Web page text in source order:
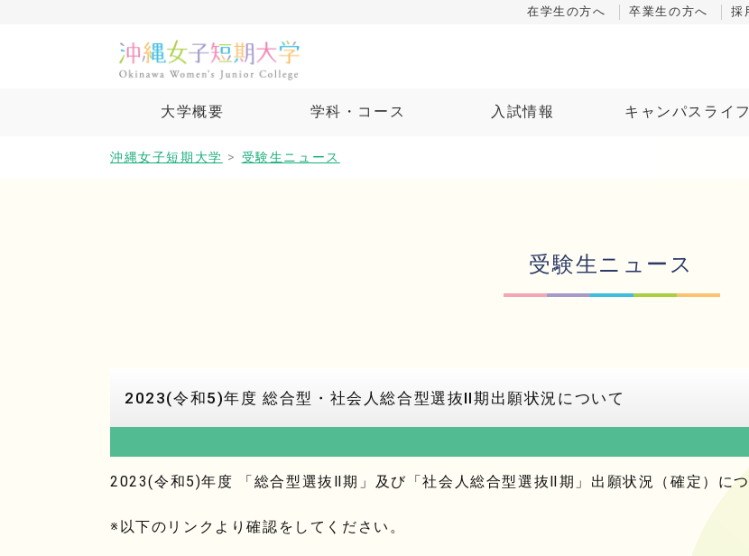
在学生の方へ 卒業生の方へ 採
大学概要 学科・コース 入試情報 キャンパスライフ
沖縄女子短期大学 > 受験生ニュース
受験生ニュース
2023(令和5)年度 総合型・社会人総合型選抜Ⅱ期出願状況について
2023(令和5)年度 「総合型選抜Ⅱ期」及び「社会人総合型選抜Ⅱ期」出願状況（確定）につ
※以下のリンクより確認をしてください。